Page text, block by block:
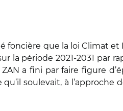
que la loi Climat et
période 2021-2031 par
a fini par faire figure
soulevait, à